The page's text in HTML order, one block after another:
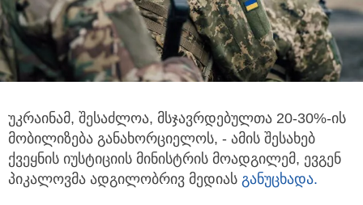
უკრაინამ, შესაძლოა, მსჯავრდებულთა 20-30%-ის
მობილიზება განახორციელოს, - ამის შესახებ
ქვეყნის იუსტიციის მინისტრის მოადგილემ, ევგენ
პიკალოვმა ადგილობრივ მედიას განუცხადა.